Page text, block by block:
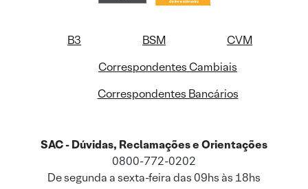
B3 BSM
CVM
Correspondentes Cambiais
Correspondentes Bancários
SAC - Dúvidas, Reclamações e Orientações
0800-772-0202
De segunda a sexta-feira das 09hs às 18hs